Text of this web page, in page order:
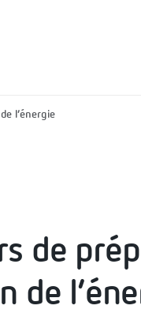
l’énergie
de
de